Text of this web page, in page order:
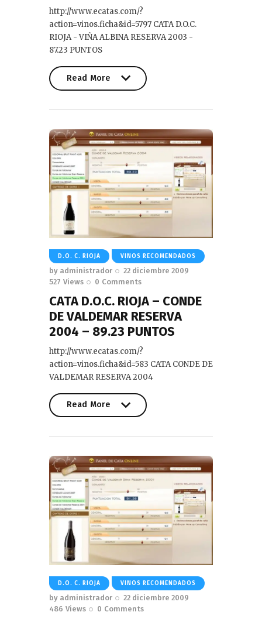
http://www.ecatas.com/?
action=vinos.ficha&id=5797 CATA D.O.C.
RIOJA - VIÑA ALBINA RESERVA 2003 -
87.23 PUNTOS
Read More
D.O. C. RIOJA VINOS RECOMENDADOS
by administrador
22 diciembre 2009
527 Views 0 Comments
CATA D.O.C. RIOJA – CONDE
DE VALDEMAR RESERVA
2004 – 89.23 PUNTOS
http://www.ecatas.com/?
action=vinos.ficha&id=583 CATA CONDE DE
VALDEMAR RESERVA 2004
Read More
D.O. C. RIOJA VINOS RECOMENDADOS
by administrador
22 diciembre 2009
486 Views 0 Comments